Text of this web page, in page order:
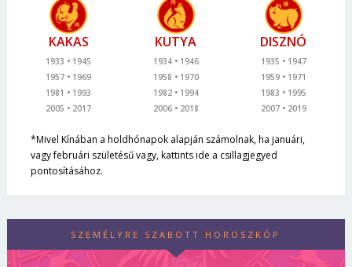
KAKAS
1933
1945
1957
1969
1981
1993
2005
2017
KUTYA
1934
1946
1958
1970
1982
1994
2006
2018
DISZNÓ
1935
1947
1959
1971
1983
1995
2007
2019
*Mivel Kínában a holdhónapok alapján számolnak, ha januári,
vagy februári születésű vagy, kattints ide a csillagjegyed
pontosításához.
SZEMÉLYRE SZABOTT HOROSZKÓP